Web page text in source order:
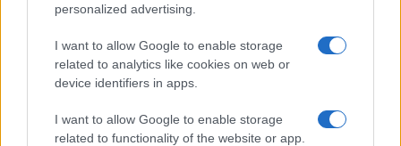
personalized advertising.
I want to allow Google to enable storage
related to analytics like cookies on web or
device identifiers in apps.
I want to allow Google to enable storage
related to functionality of the website or app.